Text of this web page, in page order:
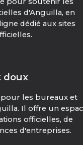
d'Anguilla, en
dédié aux sites
doux
pour les bureaux et
Il offre un
officielles, de
d'entreprises.